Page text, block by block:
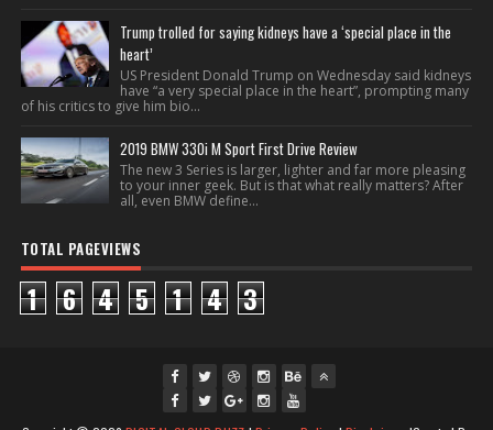
Trump trolled for saying kidneys have a ‘special place in the
heart’
US President Donald Trump on Wednesday said kidneys
have “a very special place in the heart”, prompting many
of his critics to give him bio...
2019 BMW 330i M Sport First Drive Review
The new 3 Series is larger, lighter and far more pleasing
to your inner geek. But is that what really matters? After
all, even BMW define...
TOTAL PAGEVIEWS
1 6 4 5 1 4 3
fac twi gpl ins you